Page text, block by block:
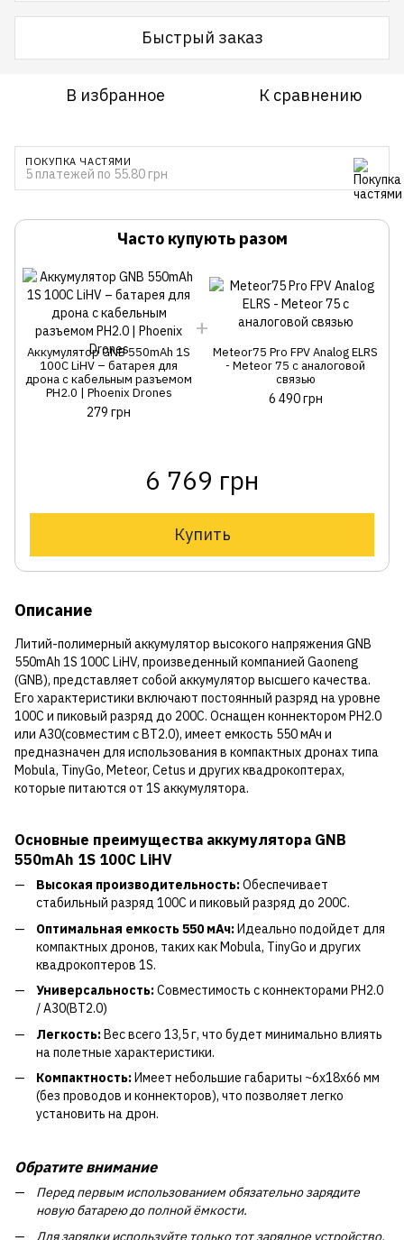
Быстрый заказ
В избранное К сравнению
ПОКУПКА ЧАСТЯМИ
5 платежей по 55.80 грн
Часто купують разом
Аккумулятор GNB 550mAh 1S
100C LiHV – батарея для
дрона с кабельным разъемом
PH2.0 | Phoenix Drones
279 грн
Meteor75 Pro FPV Analog ELRS
- Meteor 75 с аналоговой
связью
6 490 грн
6 769 грн
Купить
Описание
Литий-полимерный аккумулятор высокого напряжения GNB
550mAh 1S 100C LiHV, произведенный компанией Gaoneng
(GNB), представляет собой аккумулятор высшего качества.
Его характеристики включают постоянный разряд на уровне
100C и пиковый разряд до 200C. Оснащен коннектором PH2.0
или A30(совместим с BT2.0), имеет емкость 550 мАч и
предназначен для использования в компактных дронах типа
Mobula, TinyGo, Meteor, Cetus и других квадрокоптерах,
которые питаются от 1S аккумулятора.
Основные преимущества аккумулятора GNB
550mAh 1S 100C LiHV
Высокая производительность:Обеспечивает
стабильный разряд 100C и пиковый разряд до 200C.
Оптимальная емкость 550 мАч:Идеально подойдет для
компактных дронов, таких как Mobula, TinyGo и других
квадрокоптеров 1S.
Универсальность:Совместимость с коннекторами PH2.0
/ A30(BT2.0)
Легкость:Вес всего 13,5 г, что будет минимально влиять
на полетные характеристики.
Компактность:Имеет небольшие габариты ~6x18x66 мм
(без проводов и коннекторов), что позволяет легко
установить на дрон.
Обратите внимание
Перед первым использованием обязательно зарядите
новую батарею до полной ёмкости.
Для зарядки используйте только тот зарядное устройство,